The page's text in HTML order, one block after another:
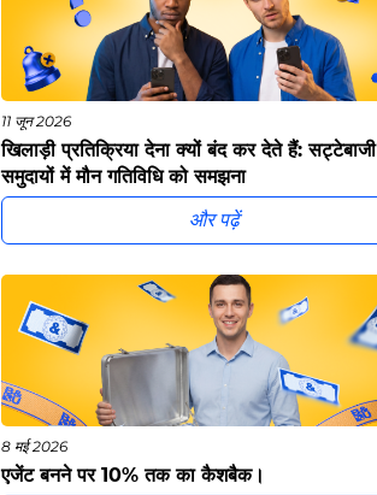
11 जून 2026
खिलाड़ी प्रतिक्रिया देना क्यों बंद कर देते हैं: सट्टेबाजी
समुदायों में मौन गतिविधि को समझना
और पढ़ें
8 मई 2026
एजेंट बनने पर 10% तक का कैशबैक।